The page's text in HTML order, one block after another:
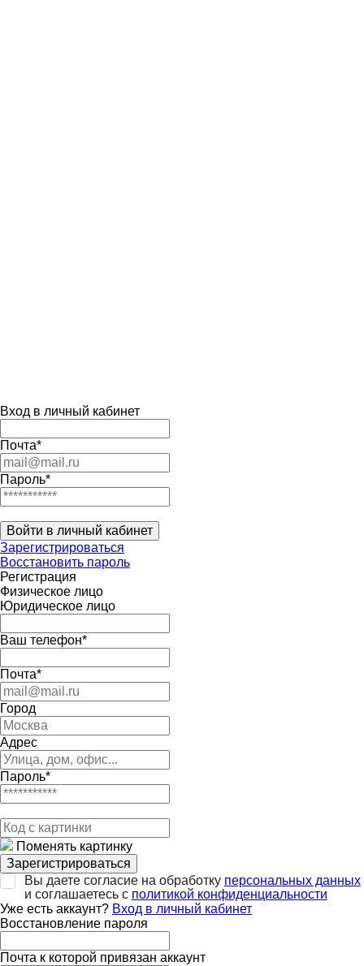
Вход в личный кабинет
Почта*
Пароль*
Войти в личный кабинет
Зарегистрироваться
Восстановить пароль
Регистрация
Физическое лицо
Юридическое лицо
Ваш телефон*
Почта*
Город
Адрес
Пароль*
Поменять картинку
Зарегистрироваться
Вы даете согласие на обработку персональных данных
и соглашаетесь с политикой конфиденциальности
Уже есть аккаунт? Вход в личный кабинет
Восстановление пароля
Почта к которой привязан аккаунт